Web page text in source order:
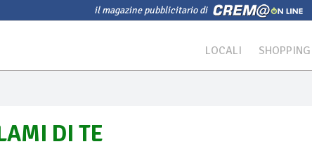
il magazine pubblicitario di
LOCALI SHOPPING
DI TE